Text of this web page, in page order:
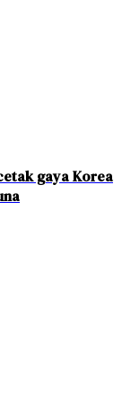
gaya Korea